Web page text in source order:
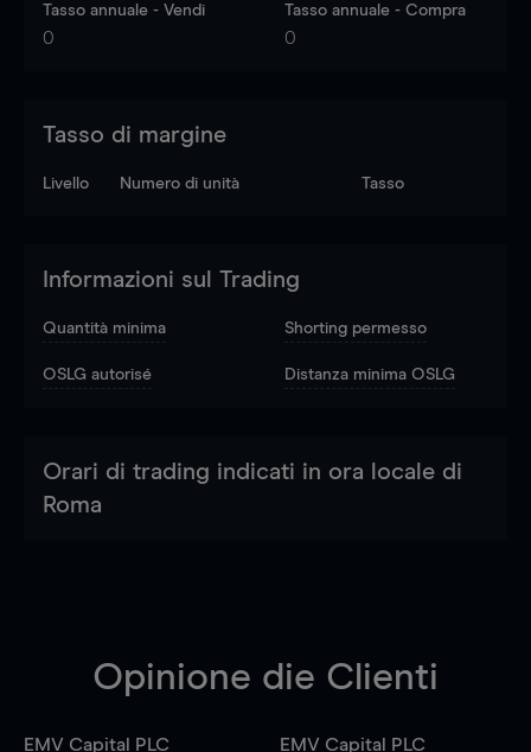
Tasso annuale - Vendi
0
Tasso annuale - Compra
0
Tasso di margine
Livello Numero di unità Tasso
Informazioni sul Trading
Quantità minima Shorting permesso
OSLG autorisé Distanza minima OSLG
Orari di trading indicati in ora locale di
Roma
Opinione die Clienti
EMV Capital PLC
EMV Capital PLC